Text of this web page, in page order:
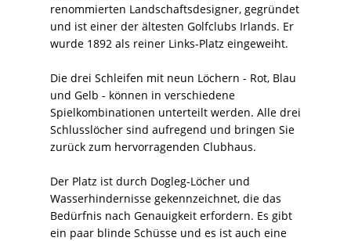
renommierten Landschaftsdesigner, gegründet
und ist einer der ältesten Golfclubs Irlands. Er
wurde 1892 als reiner Links-Platz eingeweiht.
Die drei Schleifen mit neun Löchern - Rot, Blau
und Gelb - können in verschiedene
Spielkombinationen unterteilt werden. Alle drei
Schlusslöcher sind aufregend und bringen Sie
zurück zum hervorragenden Clubhaus.
Der Platz ist durch Dogleg-Löcher und
Wasserhindernisse gekennzeichnet, die das
Bedürfnis nach Genauigkeit erfordern. Es gibt
ein paar blinde Schüsse und es ist auch eine